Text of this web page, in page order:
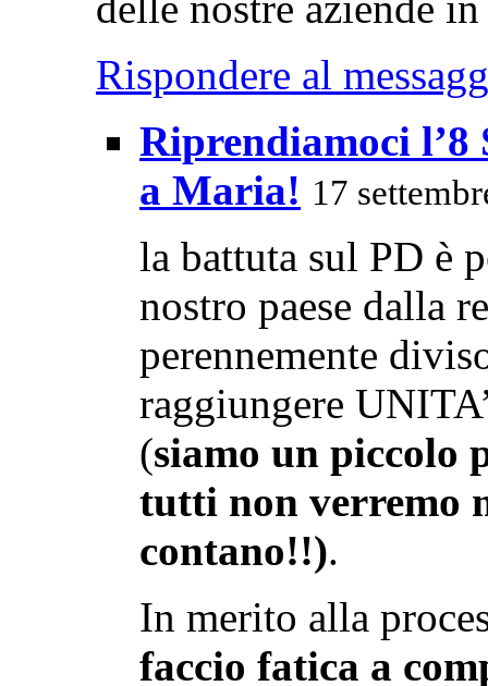
Rispondere al
Riprendiamoci l’8
a Maria! 17
la battuta sul PD è
nostro paese dalla
perennemente
raggiungere
(siamo un piccolo
tutti non verremo
contano!!).
In merito alla
faccio fatica a